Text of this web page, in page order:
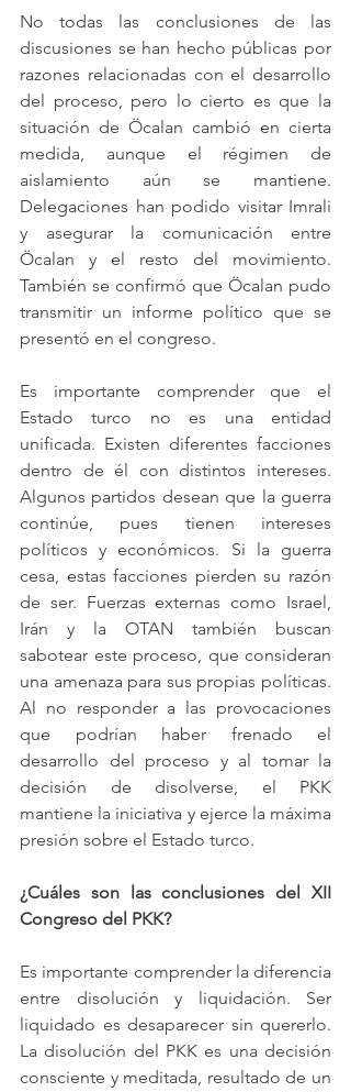
No todas las conclusiones de las
discusiones se han hecho públicas por
razones relacionadas con el desarrollo
del proceso, pero lo cierto es que la
situación de Öcalan cambió en cierta
medida, aunque el régimen de
aislamiento aún se mantiene.
Delegaciones han podido visitar Imrali
y asegurar la comunicación entre
Öcalan y el resto del movimiento.
También se confirmó que Öcalan pudo
transmitir un informe político que se
presentó en el congreso.
Es importante comprender que el
Estado turco no es una entidad
unificada. Existen diferentes facciones
dentro de él con distintos intereses.
Algunos partidos desean que la guerra
continúe, pues tienen intereses
políticos y económicos. Si la guerra
cesa, estas facciones pierden su razón
de ser. Fuerzas externas como Israel,
Irán y la OTAN también buscan
sabotear este proceso, que consideran
una amenaza para sus propias políticas.
Al no responder a las provocaciones
que podrían haber frenado el
desarrollo del proceso y al tomar la
decisión de disolverse, el PKK
mantiene la iniciativa y ejerce la máxima
presión sobre el Estado turco.
¿Cuáles son las conclusiones del XII
Congreso del PKK?
Es importante comprender la diferencia
entre disolución y liquidación. Ser
liquidado es desaparecer sin quererlo.
La disolución del PKK es una decisión
consciente y meditada, resultado de un